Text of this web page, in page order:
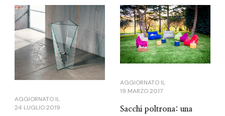
AGGIORNATO IL
24 LUGLIO 2019
AGGIORNATO IL
19 MARZO 2017
Sacchi poltrona: una